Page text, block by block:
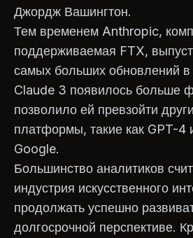
Джордж Вашингтон.
Тем временем Anthropic,
поддерживаемая FTX,
самых больших обновлений в
Claude 3 появилось больше
позволило ей превзойти
платформы, такие как GPT-4
Google.
Большинство аналитиков
индустрия искусственного
продолжать успешно
долгосрочной перспективе.